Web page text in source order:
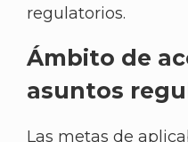
regulatorios.
Ámbito de
asuntos
Las metas de